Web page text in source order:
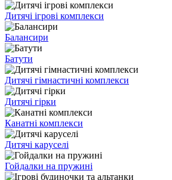
Дитячі ігрові комплекси
Балансири
Батути
Дитячі гімнастичні комплекси
Дитячі гірки
Канатні комплекси
Дитячі каруселі
Гойдалки на пружині